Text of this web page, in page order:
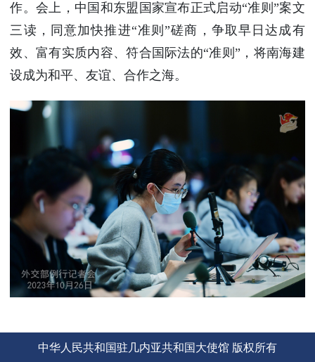
作。会上，中国和东盟国家宣布正式启动“准则”案文
三读，同意加快推进“准则”磋商，争取早日达成有
效、富有实质内容、符合国际法的“准则”，将南海建
设成为和平、友谊、合作之海。
中华人民共和国驻几内亚共和国大使馆 版权所有